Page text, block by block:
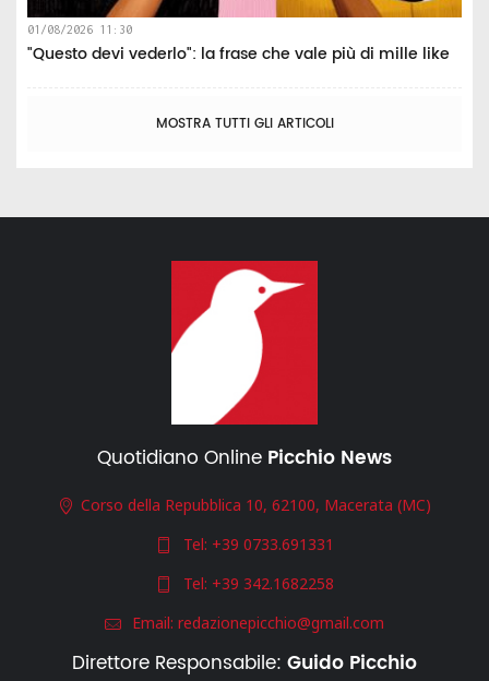
01/08/2026 11:30
"Questo devi vederlo": la frase che vale più di mille like
MOSTRA TUTTI GLI ARTICOLI
Quotidiano Online Picchio News
Corso della Repubblica 10, 62100, Macerata (MC)
Tel: +39 0733.691331
Tel: +39 342.1682258
Email: redazionepicchio@gmail.com
Direttore Responsabile: Guido Picchio